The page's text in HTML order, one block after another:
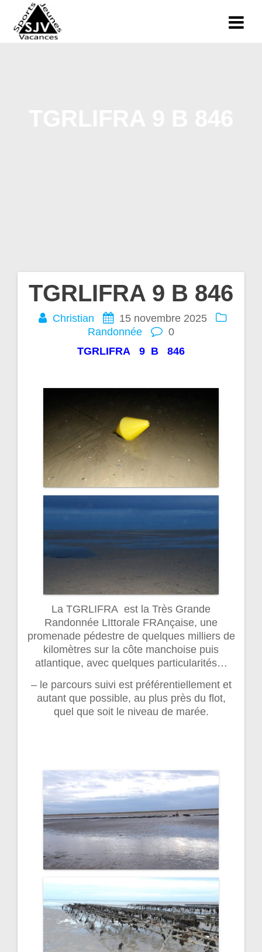
TGRLIFRA 9 B 846
Christian
15 novembre 2025
Randonnée
0
TGRLIFRA 9 B 846
La TGRLIFRA est la Très Grande
Randonnée LIttorale FRAnçaise, une
promenade pédestre de quelques milliers de
kilomètres sur la côte manchoise puis
atlantique, avec quelques particularités…
– le parcours suivi est préférentiellement et
autant que possible, au plus près du flot,
quel que soit le niveau de marée.
Navigation
de
l’article